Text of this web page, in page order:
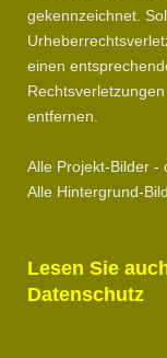
gekennzeichnet.
einen
entfernen.
Alle Projekt-Bilder -
Alle Hintergrund-
Lesen Sie
Datenschutz